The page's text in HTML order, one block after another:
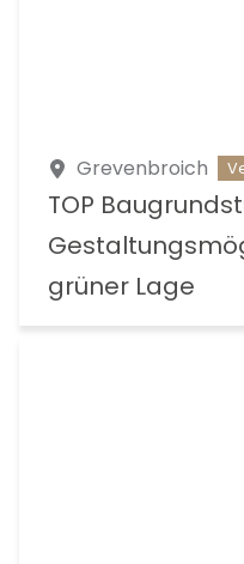
Grevenbroich
TOP
grüner Lage